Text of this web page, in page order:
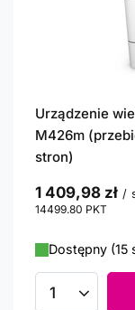
Urządzenie
M426m
stron)
1 409,98 zł /
14499.80 PKT
Dostępny (15
Ilość